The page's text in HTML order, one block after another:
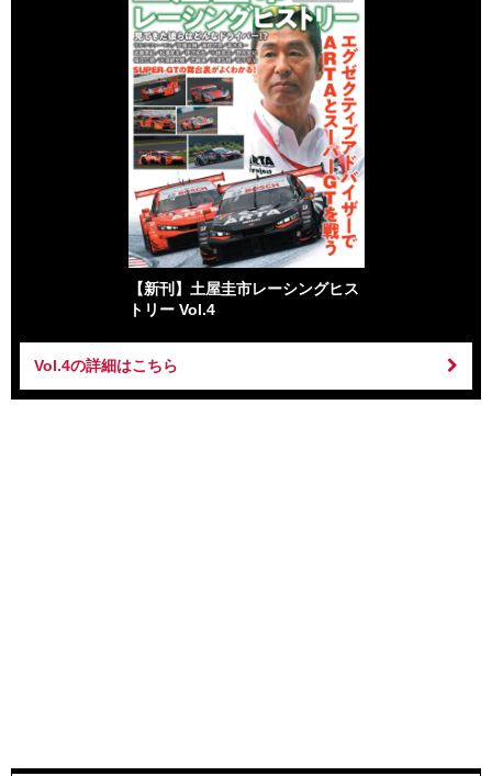
【新刊】土屋圭市レーシングヒス
トリー Vol.4
Vol.4の詳細はこちら